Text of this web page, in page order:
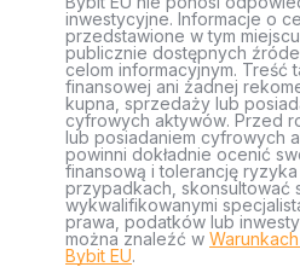
inwestycyjne. Informacje o
przedstawione w tym
publicznie dostępnych
celom informacyjnym. Treść
finansowej ani żadnej
kupna, sprzedaży lub
cyfrowych aktywów. Przed
lub posiadaniem cyfrowych
powinni dokładnie ocenić
finansową i tolerancję
przypadkach, skonsultować
wykwalifikowanymi
prawa, podatków lub
można znaleźć w
Bybit EU.